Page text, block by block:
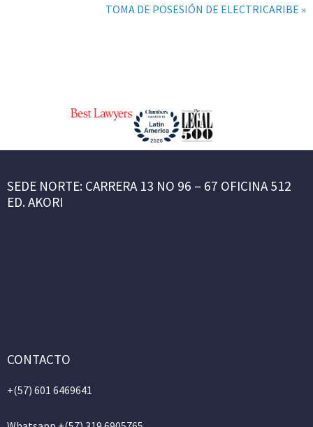
TOMA DE POSESIÓN DE ELECTRICARIBE »
SEDE NORTE: CARRERA 13 NO 96 – 67 OFICINA 512
ED. AKORI
CONTACTO
+(57) 601 6469641